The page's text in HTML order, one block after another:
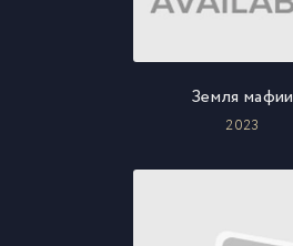
Земля мафии
2023